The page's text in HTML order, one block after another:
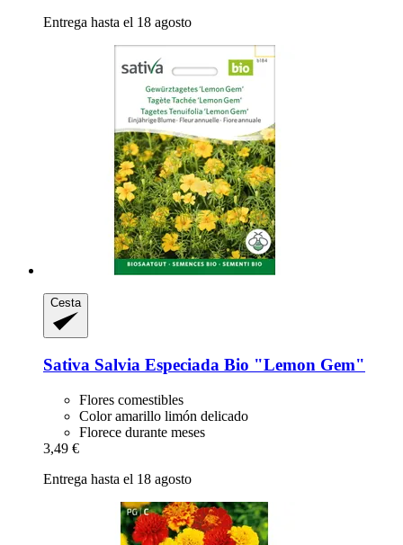
Entrega hasta el 18 agosto
Cesta
Sativa Salvia Especiada Bio "Lemon Gem"
Flores comestibles
Color amarillo limón delicado
Florece durante meses
3,49 €
Entrega hasta el 18 agosto